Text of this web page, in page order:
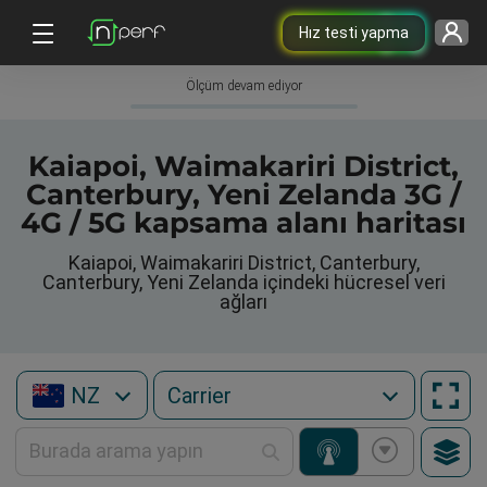
Hız testi yapma
Ölçüm devam ediyor
Kaiapoi, Waimakariri District,
Canterbury, Yeni Zelanda 3G /
4G / 5G kapsama alanı haritası
Kaiapoi, Waimakariri District, Canterbury,
Canterbury, Yeni Zelanda içindeki hücresel veri
ağları
NZ